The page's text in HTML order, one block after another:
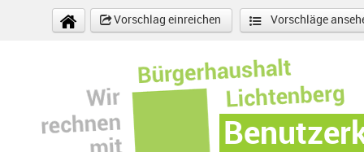
Direkt zum Inhalt
Vorschlag einreichen
Vorschläge